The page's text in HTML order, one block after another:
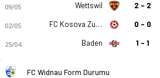
09/05 Wettswil 2 - 2
02/05 FC Kosova Zurich 0 - 0
25/04 Baden 1 - 1
FC Widnau Form Durumu